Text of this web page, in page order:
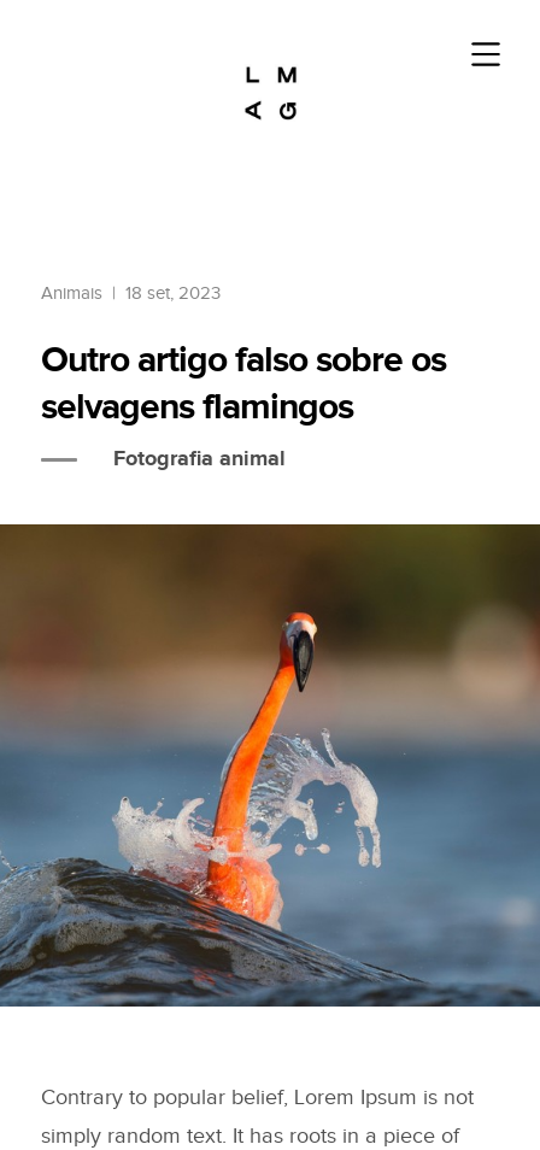
Animais | 18 set, 2023
Outro artigo falso sobre os
selvagens flamingos
Fotografia animal
Contrary to popular belief, Lorem Ipsum is not
simply random text. It has roots in a piece of